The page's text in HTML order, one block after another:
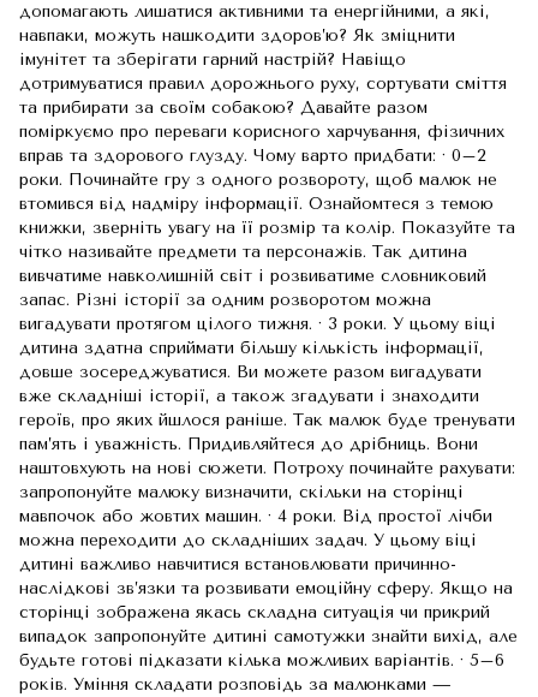
допомагають лишатися активними та енергійними, а які,
навпаки, можуть нашкодити здоров’ю? Як зміцнити
імунітет та зберігати гарний настрій? Навіщо
дотримуватися правил дорожнього руху, сортувати сміття
та прибирати за своїм собакою? Давайте разом
поміркуємо про переваги корисного харчування, фізичних
вправ та здорового глузду. Чому варто придбати: · 0–2
роки. Починайте гру з одного розвороту, щоб малюк не
втомився від надміру інформації. Ознайомтеся з темою
книжки, зверніть увагу на її розмір та колір. Показуйте та
чітко називайте предмети та персонажів. Так дитина
вивчатиме навколишній світ і розвиватиме словниковий
запас. Різні історії за одним розворотом можна
вигадувати протягом цілого тижня. · 3 роки. У цьому віці
дитина здатна сприймати більшу кількість інформації,
довше зосереджуватися. Ви можете разом вигадувати
вже складніші історії, а також згадувати і знаходити
героїв, про яких йшлося раніше. Так малюк буде тренувати
пам’ять і уважність. Придивляйтеся до дрібниць. Вони
наштовхують на нові сюжети. Потроху починайте рахувати:
запропонуйте малюку визначити, скільки на сторінці
мавпочок або жовтих машин. · 4 роки. Від простої лічби
можна переходити до складніших задач. У цьому віці
дитині важливо навчитися встановлювати причинно-
наслідкові зв’язки та розвивати емоційну сферу. Якщо на
сторінці зображена якась складна ситуація чи прикрий
випадок запропонуйте дитині самотужки знайти вихід, але
будьте готові підказати кілька можливих варіантів. · 5–6
років. Уміння складати розповідь за малюнками —